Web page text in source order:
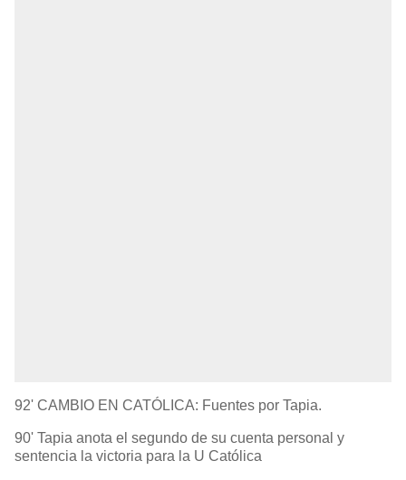
92' CAMBIO EN CATÓLICA: Fuentes por Tapia.
90' Tapia anota el segundo de su cuenta personal y
sentencia la victoria para la U Católica